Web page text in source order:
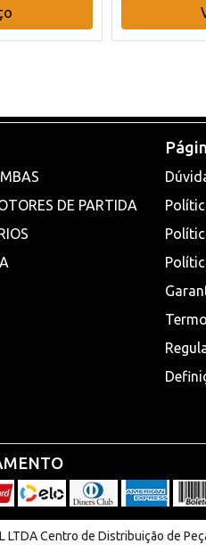
DE PARTIDA
LTDA Centro de Distribuição de